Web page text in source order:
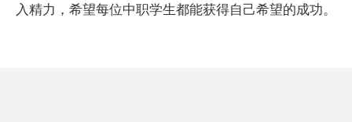
入精力，希望每位中职学生都能获得自己希望的成功。